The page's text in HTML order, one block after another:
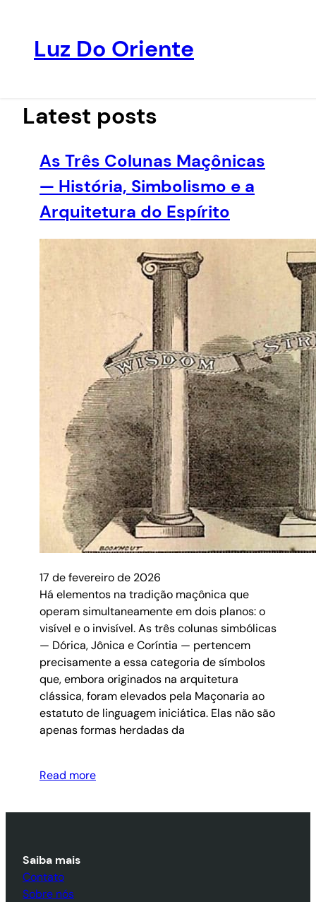
conteúdo
Luz Do Oriente
Latest posts
As Três Colunas Maçônicas
— História, Simbolismo e a
Arquitetura do Espírito
17 de fevereiro de 2026
Há elementos na tradição maçônica que
operam simultaneamente em dois planos: o
visível e o invisível. As três colunas simbólicas
— Dórica, Jônica e Coríntia — pertencem
precisamente a essa categoria de símbolos
que, embora originados na arquitetura
clássica, foram elevados pela Maçonaria ao
estatuto de linguagem iniciática. Elas não são
apenas formas herdadas da
Read more
Saiba mais
Contato
Sobre nós